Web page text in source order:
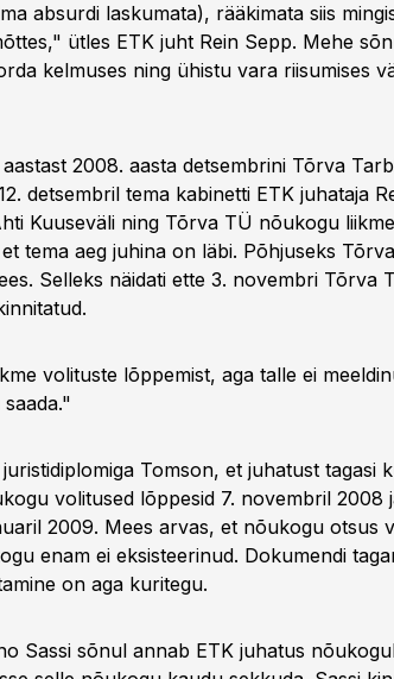
absurdi laskumata), rääkimata siis
ütles ETK juht Rein Sepp. Mehe
kelmuses ning ühistu vara riisumises
2008. aasta detsembrini Tõrva
detsembril tema kabinetti ETK juhataja
Kuuseväli ning Tõrva TÜ nõukogu
tema aeg juhina on läbi. Põhjuseks
Selleks näidati ette 3. novembri Tõrva
volituste lõppemist, aga talle ei
Tomson, et juhatust tagasi
volitused lõppesid 7. novembril 2008
2009. Mees arvas, et nõukogu otsus
enam ei eksisteerinud. Dokumendi
on aga kuritegu.
Sassi sõnul annab ETK juhatus